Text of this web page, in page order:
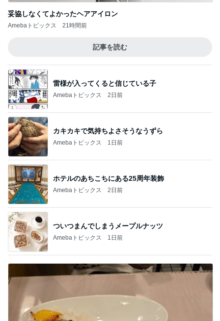
妥協しなくてよかったヘアアイロン
Amebaトピックス 21時間前
記事を読む
雷様が入ってくると信じている子
Amebaトピックス 2日前
カキカキで気持ちよさそうなうずら
Amebaトピックス 1日前
ホテルのあちこちにある25周年装飾
Amebaトピックス 2日前
ついつまんでしまうメープルナッツ
Amebaトピックス 1日前